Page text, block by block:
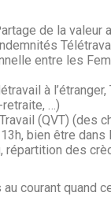
de la valeur
entre les
à
retraite, …)
(QVT) (des
bien être
répartition des
courant quand